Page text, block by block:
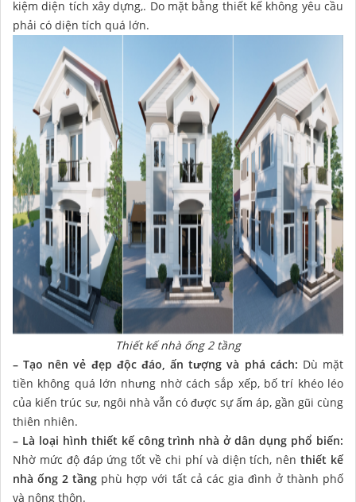
kiệm diện tích xây dựng,. Do mặt bằng thiết kế không yêu cầu
phải có diện tích quá lớn.
Thiết kế nhà ống 2 tầng
– Tạo nên vẻ đẹp độc đáo, ấn tượng và phá cách: Dù mặt
tiền không quá lớn nhưng nhờ cách sắp xếp, bố trí khéo léo
của kiến trúc sư, ngôi nhà vẫn có được sự ấm áp, gần gũi cùng
thiên nhiên.
– Là loại hình thiết kế công trình nhà ở dân dụng phổ biến:
Nhờ mức độ đáp ứng tốt về chi phí và diện tích, nênthiết kế
nhà ống 2 tầng phù hợp với tất cả các gia đình ở thành phố
và nông thôn.